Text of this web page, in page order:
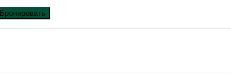
Бронировать